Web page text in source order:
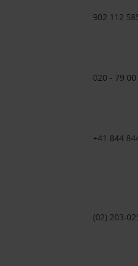
902 112
020 - 79 00
+41 844
(02) 203-